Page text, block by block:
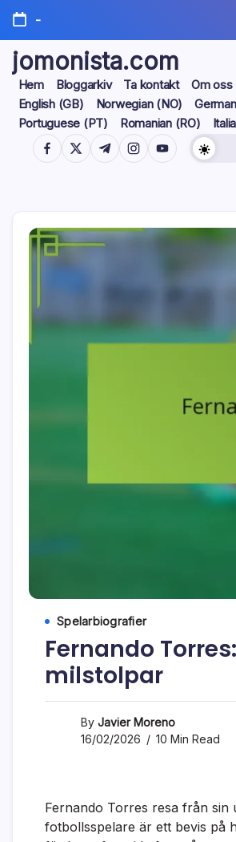
Skip
content
-
jomonista.com
Hem Bloggarkiv Ta kontakt Om oss
English (GB)
Norwegian (NO)
Portuguese (PT)
Romanian (RO)
https://www.facebook.com/
https://twitter.com/
https://t.me/
https://https://
Spelarbiografier
Fernando
milstolpar
By Javier Moreno
16/02/2026
10 Min Read
Fernando Torres resa från sin
fotbollsspelare är ett bevis på